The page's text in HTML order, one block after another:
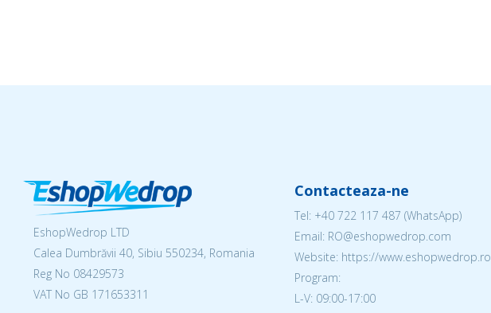
EshopWedrop LTD
Calea Dumbrăvii 40, Sibiu 550234, Romania
Reg No 08429573
VAT No GB 171653311
Contacteaza-ne
Tel: +40 722 117 487 (WhatsApp)
Email: RO@eshopwedrop.com
Website: https://www.eshopwedrop.ro
Program:
L-V: 09:00-17:00